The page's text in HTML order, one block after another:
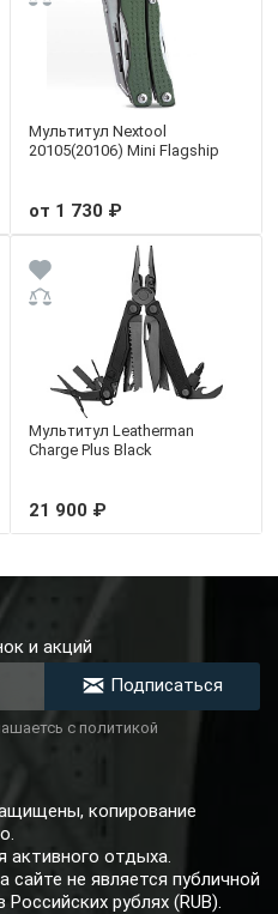
Мультитул Nextool
20105(20106) Mini Flagship
от 1 730 ₽
Мультитул Leatherman
Charge Plus Black
21 900 ₽
и акций
Подписаться
с политикой
копирование
активного отдыха.
не является публичной
рублях (RUB).